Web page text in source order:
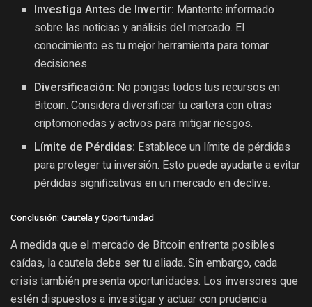
Investiga Antes de Invertir: Mantente informado
sobre las noticias y análisis del mercado. El
conocimiento es tu mejor herramienta para tomar
decisiones.
Diversificación: No pongas todos tus recursos en
Bitcoin. Considera diversificar tu cartera con otras
criptomonedas y activos para mitigar riesgos.
Límite de Pérdidas: Establece un límite de pérdidas
para proteger tu inversión. Esto puede ayudarte a evitar
pérdidas significativas en un mercado en declive.
Conclusión: Cautela y Oportunidad
A medida que el mercado de Bitcoin enfrenta posibles
caídas, la cautela debe ser tu aliada. Sin embargo, cada
crisis también presenta oportunidades. Los inversores que
estén dispuestos a investigar y actuar con prudencia